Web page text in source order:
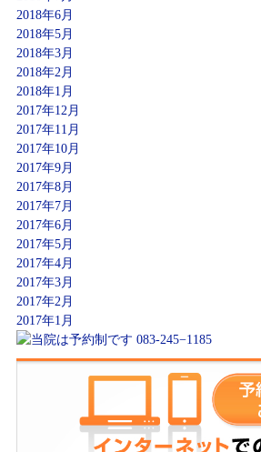
2018年6月
2018年5月
2018年3月
2018年2月
2018年1月
2017年12月
2017年11月
2017年10月
2017年9月
2017年8月
2017年7月
2017年6月
2017年5月
2017年4月
2017年3月
2017年2月
2017年1月